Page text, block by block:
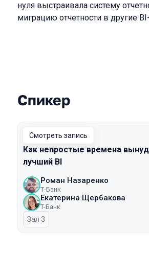
нуля выстраивала систему
миграцию отчетности в другие
Выступления в сезоне
Спикер
Смотреть запись
Как непростые времена
лучший BI
Роман Назаренко
Т-Банк
Екатерина Щербакова
T-Банк
Зал 3